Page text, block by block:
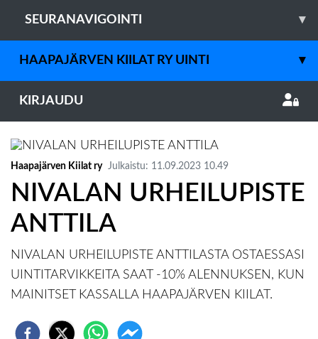
SEURANAVIGOINTI ▾
HAAPAJÄRVEN KIILAT RY UINTI ▾
KIRJAUDU
Haapajärven Kiilat ry Julkaistu: 11.09.2023 10.49
NIVALAN URHEILUPISTE
ANTTILA
NIVALAN URHEILUPISTE ANTTILASTA OSTAESSASI
UINTITARVIKKEITA SAAT -10% ALENNUKSEN, KUN
MAINITSET KASSALLA HAAPAJÄRVEN KIILAT.